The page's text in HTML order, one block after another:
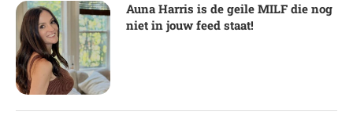
Auna Harris is de geile MILF die nog
niet in jouw feed staat!